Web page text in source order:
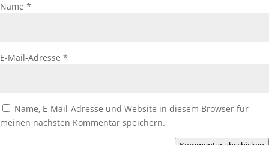
Name *
E-Mail-Adresse *
Name, E-Mail-Adresse und Website in diesem Browser für
meinen nächsten Kommentar speichern.